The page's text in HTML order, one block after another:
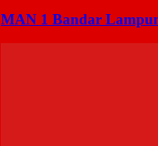
MAN 1 Bandar